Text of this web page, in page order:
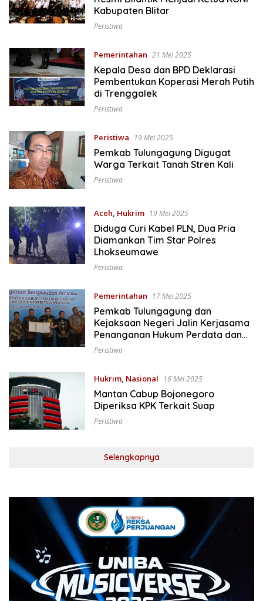
Kabupaten Blitar
Peristiwa
Pemerintahan 21 Mei 2025
Kepala Desa dan BPD Deklarasi
Pembentukan Koperasi Merah Putih
di Trenggalek
Peristiwa
Peristiwa 19 Mei 2025
Pemkab Tulungagung Digugat
Warga Terkait Tanah Stren Kali
Peristiwa
Aceh Hukrim 19 Mei 2025
Diduga Curi Kabel PLN, Dua Pria
Diamankan Tim Star Polres
Lhokseumawe
Peristiwa
Pemerintahan 17 Mei 2025
Pemkab Tulungagung dan
Kejaksaan Negeri Jalin Kerjasama
Penanganan Hukum Perdata dan
Tata Usaha Negara
Peristiwa
Hukrim, Nasional 16 Mei 2025
Mantan Cabup Bojonegoro
Diperiksa KPK Terkait Suap
Peristiwa
Selengkapnya